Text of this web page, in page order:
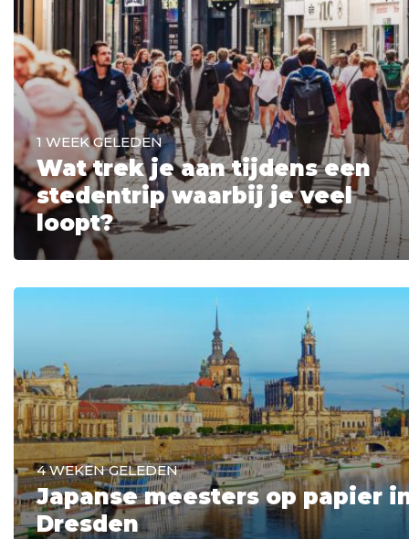
1 WEEK GELEDEN
Wat trek je aan tijdens een
stedentrip waarbij je veel
loopt?
4 WEKEN GELEDEN
Japanse meesters op papier
Dresden